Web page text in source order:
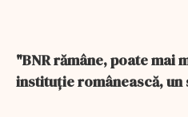
"BNR rămâne, poate mai
instituție românească,